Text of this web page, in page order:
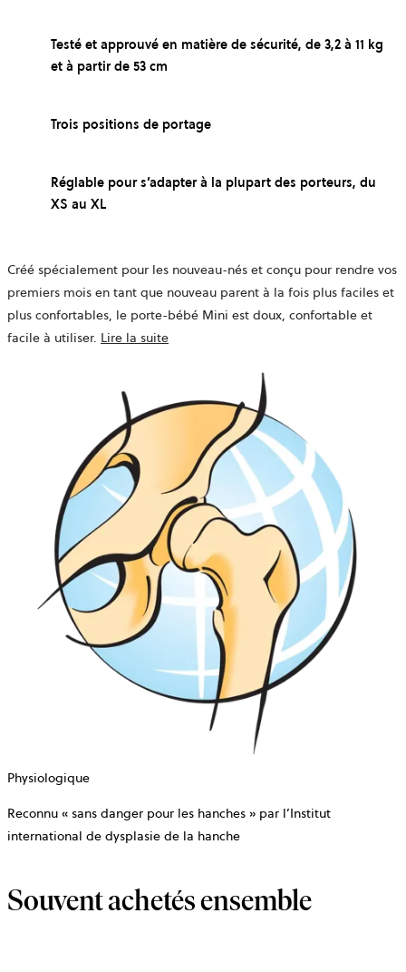
Testé et approuvé en matière de sécurité, de 3,2 à 11 kg
et à partir de 53 cm
Trois positions de portage
Réglable pour s’adapter à la plupart des porteurs, du
XS au XL
Créé spécialement pour les nouveau-nés et conçu pour rendre vos
premiers mois en tant que nouveau parent à la fois plus faciles et
plus confortables, le porte-bébé Mini est doux, confortable et
facile à utiliser. Lire la suite
Physiologique
Reconnu « sans danger pour les hanches » par l’Institut
international de dysplasie de la hanche
Souvent achetés ensemble